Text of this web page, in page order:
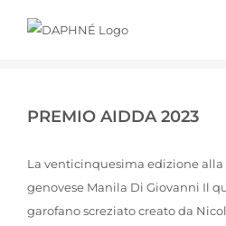
PREMIO AIDDA 2023
La venticinquesima edizione
genovese Manila Di Giovanni Il
garofano screziato creato da